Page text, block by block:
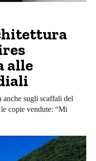
alle
sugli scaffali del
copie vendute: “Mi